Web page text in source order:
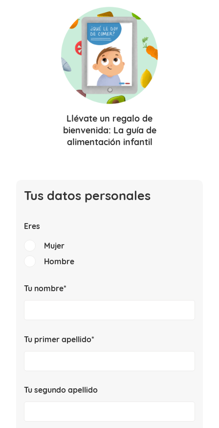
Llévate un regalo de
bienvenida: La guía de
alimentación infantil
Tus datos personales
Eres
Mujer
Hombre
Tu nombre*
Tu primer apellido*
Tu segundo apellido